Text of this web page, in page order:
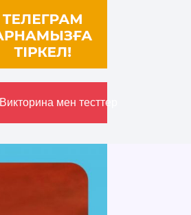
Викторина мен тесттер